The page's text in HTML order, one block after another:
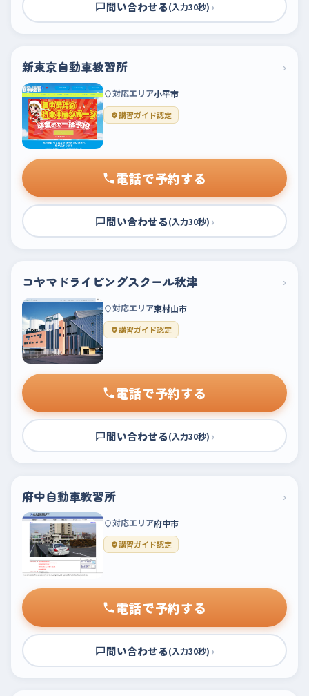
問い合わせる(入力30秒) ›
新東京自動車教習所 ›
対応エリア小平市
講習ガイド認定
電話で予約する
問い合わせる(入力30秒) ›
コヤマドライビングスクール秋津 ›
対応エリア東村山市
講習ガイド認定
電話で予約する
問い合わせる(入力30秒) ›
府中自動車教習所 ›
対応エリア府中市
講習ガイド認定
電話で予約する
問い合わせる(入力30秒) ›